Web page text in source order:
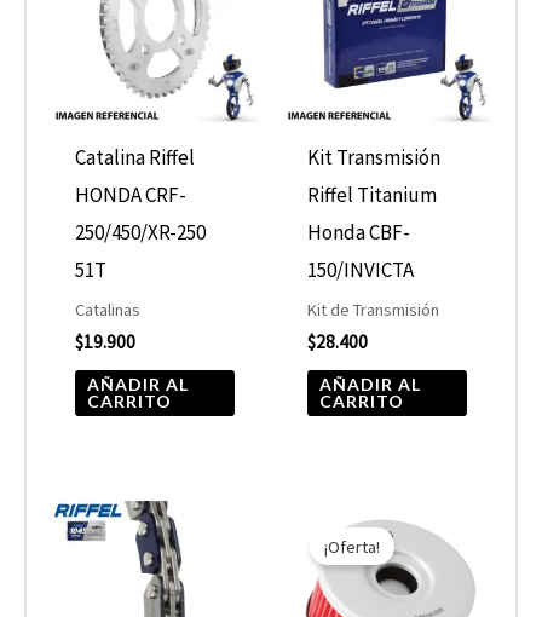
Catalina Riffel
HONDA CRF-
250/450/XR-250
51T
Catalinas
$19.900
AÑADIR AL
CARRITO
Kit Transmisión
Riffel Titanium
Honda CBF-
150/INVICTA
Kit de Transmisión
$28.400
AÑADIR AL
CARRITO
¡Oferta!
precio
original
era:
$7.590.
precio
actual
es:
$3.795.